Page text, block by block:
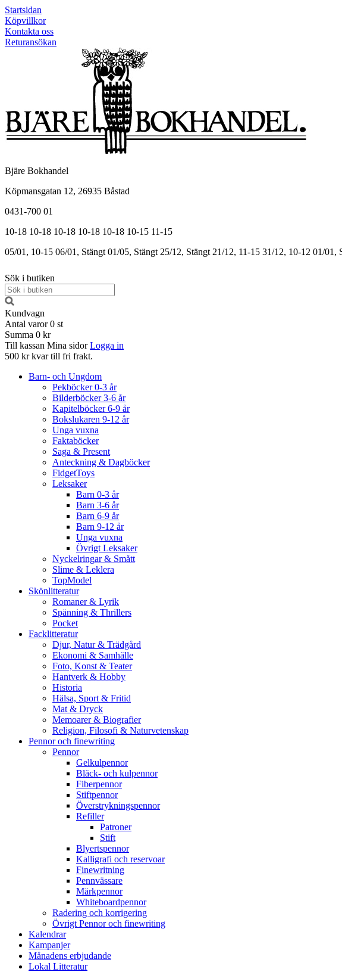
Startsidan
Köpvillkor
Kontakta oss
Returansökan
Bjäre Bokhandel
Köpmansgatan 12, 26935 Båstad
0431-700 01
10-18 10-18 10-18 10-18 10-18 10-15 11-15
05/01, 10-15 06/01, Stängt 01/05, Stängt 25/12, Stängt 21/12, 11-15 31/12, 10-12 01/01,
Sök i butiken
Kundvagn
Antal varor 0 st
Summa 0 kr
Till kassan Mina sidor Logga in
500 kr kvar till fri frakt.
Barn- och Ungdom
Pekböcker 0-3 år
Bilderböcker 3-6 år
Kapitelböcker 6-9 år
Bokslukaren 9-12 år
Unga vuxna
Faktaböcker
Saga & Present
Anteckning & Dagböcker
FidgetToys
Leksaker
Barn 0-3 år
Barn 3-6 år
Barn 6-9 år
Barn 9-12 år
Unga vuxna
Övrigt Leksaker
Nyckelringar & Smått
Slime & Leklera
TopModel
Skönlitteratur
Romaner & Lyrik
Spänning & Thrillers
Pocket
Facklitteratur
Djur, Natur & Trädgård
Ekonomi & Samhälle
Foto, Konst & Teater
Hantverk & Hobby
Historia
Hälsa, Sport & Fritid
Mat & Dryck
Memoarer & Biografier
Religion, Filosofi & Naturvetenskap
Pennor och finewriting
Pennor
Gelkulpennor
Bläck- och kulpennor
Fiberpennor
Stiftpennor
Överstrykningspennor
Refiller
Patroner
Stift
Blyertspennor
Kalligrafi och reservoar
Finewritning
Pennvässare
Märkpennor
Whiteboardpennor
Radering och korrigering
Övrigt Pennor och finewriting
Kalendrar
Kampanjer
Månadens erbjudande
Lokal Litteratur